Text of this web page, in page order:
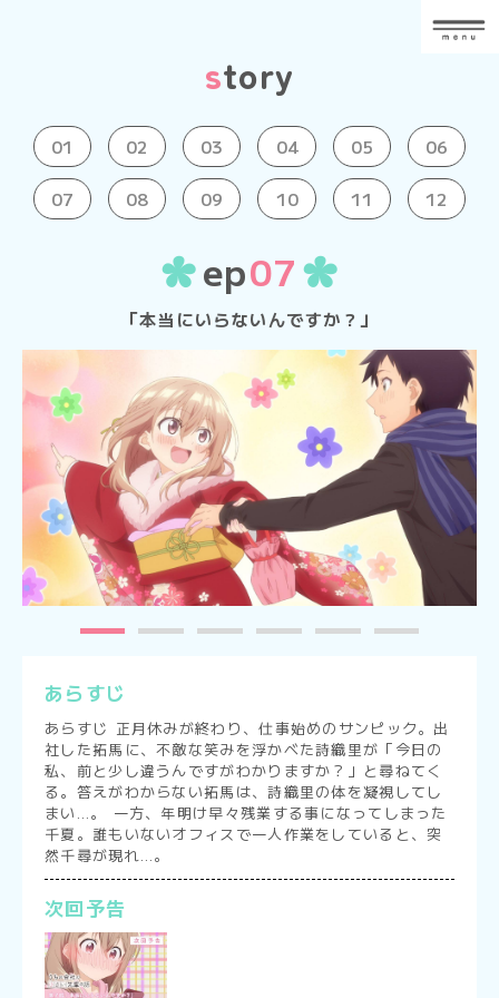
story
01 02 03 04 05 06
07 08 09 10 11 12
ep07
「本当にいらないんですか？」
あらすじ
あらすじ 正月休みが終わり、仕事始めのサンピック。出
社した拓馬に、不敵な笑みを浮かべた詩織里が「今日の
私、前と少し違うんですがわかりますか？」と尋ねてく
る。答えがわからない拓馬は、詩織里の体を凝視してし
まい…。 一方、年明け早々残業する事になってしまった
千夏。誰もいないオフィスで一人作業をしていると、突
然千尋が現れ…。
次回予告